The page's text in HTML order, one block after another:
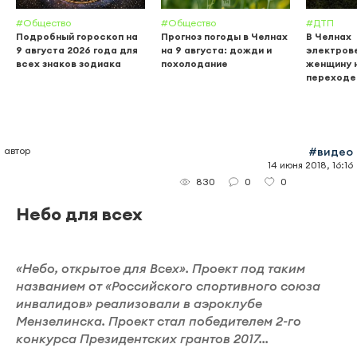
#Общество
Подробный гороскоп на
9 августа 2026 года для
всех знаков зодиака
#Общество
Прогноз погоды в Челнах
на 9 августа: дожди и
похолодание
#ДТП
В Челнах
женщину
переходе
автор #видео
14 июня 2018, 16:16
830
0 0
Небо для всех
«Небо, открытое для Всех». Проект под таким
названием от «Российского спортивного союза
инвалидов» реализовали в аэроклубе
Мензелинска. Проект стал победителем 2-го
конкурса Президентских грантов 2017...